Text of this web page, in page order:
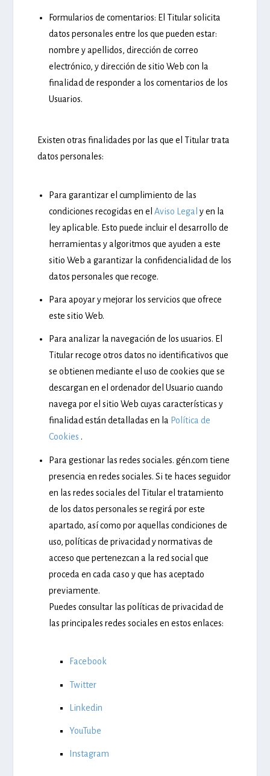
Formularios de comentarios: El Titular solicita
datos personales entre los que pueden estar:
nombre y apellidos, dirección de correo
electrónico, y dirección de sitio Web con la
finalidad de responder a los comentarios de los
Usuarios.
Existen otras finalidades por las que el Titular trata
datos personales:
Para garantizar el cumplimiento de las
condiciones recogidas en el Aviso Legal y en la
ley aplicable. Esto puede incluir el desarrollo de
herramientas y algoritmos que ayuden a este
sitio Web a garantizar la confidencialidad de los
datos personales que recoge.
Para apoyar y mejorar los servicios que ofrece
este sitio Web.
Para analizar la navegación de los usuarios. El
Titular recoge otros datos no identificativos que
se obtienen mediante el uso de cookies que se
descargan en el ordenador del Usuario cuando
navega por el sitio Web cuyas características y
finalidad están detalladas en la Política de
Cookies .
Para gestionar las redes sociales. gén.com tiene
presencia en redes sociales. Si te haces seguidor
en las redes sociales del Titular el tratamiento
de los datos personales se regirá por este
apartado, así como por aquellas condiciones de
uso, políticas de privacidad y normativas de
acceso que pertenezcan a la red social que
proceda en cada caso y que has aceptado
previamente.
Puedes consultar las políticas de privacidad de
las principales redes sociales en estos enlaces:
Facebook
Twitter
Linkedin
YouTube
Instagram